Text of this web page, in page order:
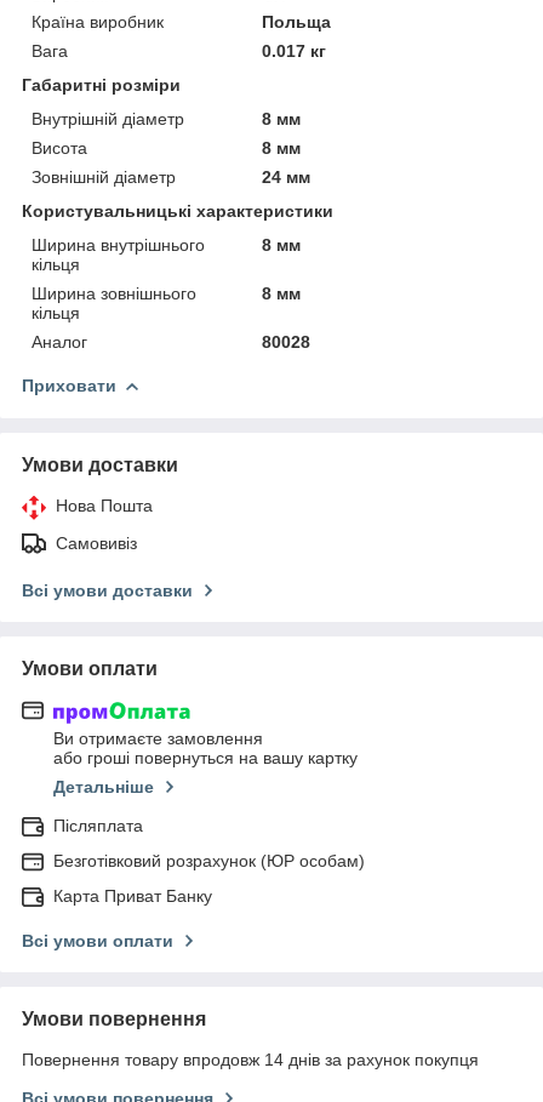
Країна виробник
Польща
Вага
0.017 кг
Габаритні розміри
Внутрішній діаметр
8 мм
Висота
8 мм
Зовнішній діаметр
24 мм
Користувальницькі характеристики
Ширина внутрішнього
кільця
8 мм
Ширина зовнішнього
кільця
8 мм
Аналог 80028
Приховати
Умови доставки
Нова Пошта
Самовивіз
Всі умови доставки
Умови оплати
Ви отримаєте замовлення
або гроші повернуться на вашу картку
Детальніше
Післяплата
Безготівковий розрахунок (ЮР особам)
Карта Приват Банку
Всі умови оплати
Умови повернення
Повернення товару впродовж 14 днів за рахунок покупця